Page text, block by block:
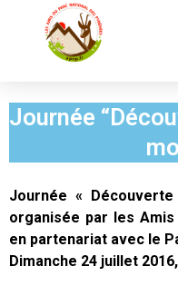
Journée
Journée «
organisée par les
en partenariat avec le
Dimanche 24 juillet